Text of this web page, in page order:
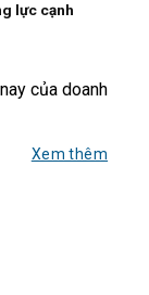
lực cạnh
của doanh
Xem thêm